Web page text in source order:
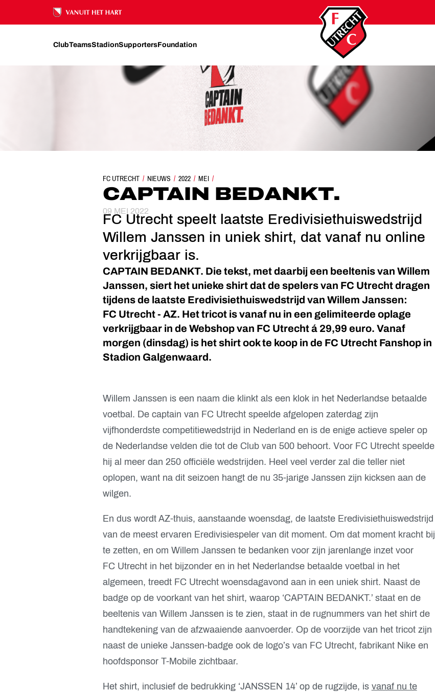
Ons nalatenschap
ClubTeamsStadionSupportersFoundation
FC UTRECHT NIEUWS 2022 MEI
CAPTAIN BEDANKT.
CAPTAIN BEDANKT.
09 MEI 2022
FC Utrecht speelt laatste Eredivisiethuiswedstrijd
Willem Janssen in uniek shirt, dat vanaf nu online
verkrijgbaar is.
CAPTAIN BEDANKT. Die tekst, met daarbij een beeltenis van Willem
Janssen, siert het unieke shirt dat de spelers van FC Utrecht dragen
tijdens de laatste Eredivisiethuiswedstrijd van Willem Janssen:
FC Utrecht - AZ. Het tricot is vanaf nu in een gelimiteerde oplage
verkrijgbaar in de Webshop van FC Utrecht á 29,99 euro. Vanaf
morgen (dinsdag) is het shirt ook te koop in de FC Utrecht Fanshop in
Stadion Galgenwaard.
Willem Janssen is een naam die klinkt als een klok in het Nederlandse betaalde
voetbal. De captain van FC Utrecht speelde afgelopen zaterdag zijn
vijfhonderdste competitiewedstrijd in Nederland en is de enige actieve speler op
de Nederlandse velden die tot de Club van 500 behoort. Voor FC Utrecht speelde
hij al meer dan 250 officiële wedstrijden. Heel veel verder zal die teller niet
oplopen, want na dit seizoen hangt de nu 35-jarige Janssen zijn kicksen aan de
wilgen.
En dus wordt AZ-thuis, aanstaande woensdag, de laatste Eredivisiethuiswedstrijd
van de meest ervaren Eredivisiespeler van dit moment. Om dat moment kracht bij
te zetten, en om Willem Janssen te bedanken voor zijn jarenlange inzet voor
FC Utrecht in het bijzonder en in het Nederlandse betaalde voetbal in het
algemeen, treedt FC Utrecht woensdagavond aan in een uniek shirt. Naast de
badge op de voorkant van het shirt, waarop ‘CAPTAIN BEDANKT.’ staat en de
beeltenis van Willem Janssen is te zien, staat in de rugnummers van het shirt de
handtekening van de afzwaaiende aanvoerder. Op de voorzijde van het tricot zijn
naast de unieke Janssen-badge ook de logo’s van FC Utrecht, fabrikant Nike en
hoofdsponsor T-Mobile zichtbaar.
Het shirt, inclusief de bedrukking ‘JANSSEN 14’ op de rugzijde, is vanaf nu te